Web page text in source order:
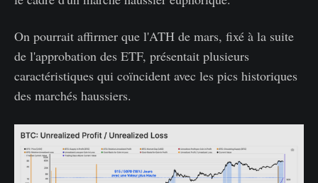
On pourrait affirmer que l'ATH de mars, fixé à la suite
de l'approbation des ETF, présentait plusieurs
caractéristiques qui coïncident avec les pics historiques
des marchés haussiers.